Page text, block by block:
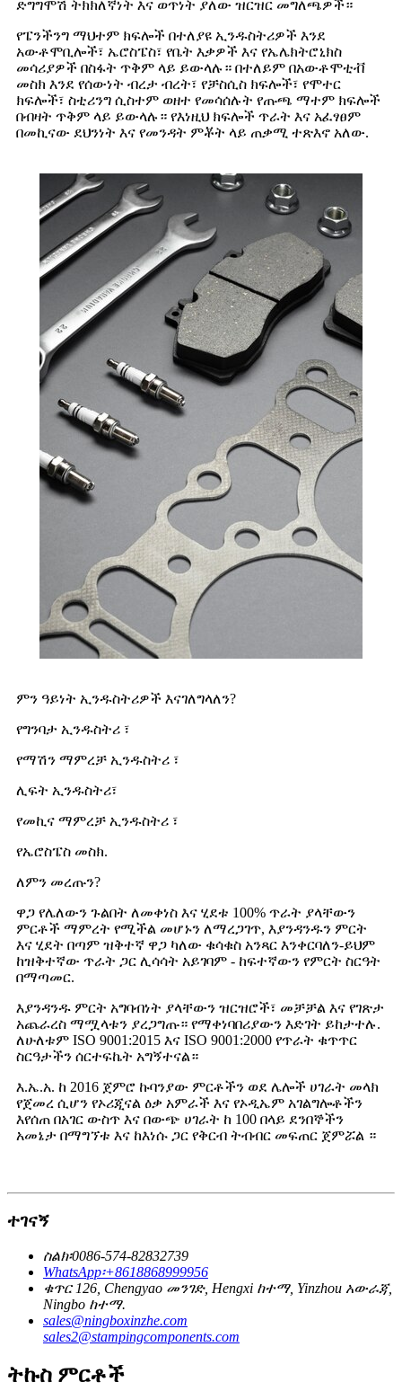
ድግግሞሽ ትክክለኛነት እና ወጥነት ያለው ዝርዝር መግለጫዎች።
የፔንችንግ ማህተም ክፍሎች በተለያዩ ኢንዱስትሪዎች እንደ
አውቶሞቢሎች፣ ኤሮስፔስ፣ የቤት እቃዎች እና የኤሌክትሮኒክስ
መሳሪያዎች በስፋት ጥቅም ላይ ይውላሉ። በተለይም በአውቶሞቲቭ
መስክ እንደ የሰውነት ብረታ ብረት፣ የቻስሲስ ክፍሎች፣ የሞተር
ክፍሎች፣ ስቲሪንግ ሲስተም ወዘተ የመሳሰሉት የጡጫ ማተም ክፍሎች
በብዛት ጥቅም ላይ ይውላሉ። የእነዚህ ክፍሎች ጥራት እና አፈፃፀም
በመኪናው ደህንነት እና የመንዳት ምቾት ላይ ጠቃሚ ተጽእኖ አለው.
ምን ዓይነት ኢንዱስትሪዎች እናገለግላለን?
የግንባታ ኢንዱስትሪ ፣
የማሽን ማምረቻ ኢንዱስትሪ ፣
ሊፍት ኢንዱስትሪ፣
የመኪና ማምረቻ ኢንዱስትሪ ፣
የኤሮስፔስ መስክ.
ለምን መረጡን?
ዋጋ የሌለውን ጉልበት ለመቀነስ እና ሂደቱ 100% ጥራት ያላቸውን
ምርቶች ማምረት የሚችል መሆኑን ለማረጋገጥ, እያንዳንዱን ምርት
እና ሂደት በጣም ዝቅተኛ ዋጋ ካለው ቁሳቁስ አንጻር እንቀርባለን-ይህም
ከዝቅተኛው ጥራት ጋር ሊሳሳት አይገባም - ከፍተኛውን የምርት ስርዓት
በማጣመር.
እያንዳንዱ ምርት አግባብነት ያላቸውን ዝርዝሮች፣ መቻቻል እና የገጽታ
አጨራረስ ማሟላቱን ያረጋግጡ። የማቀነባበሪያውን እድገት ይከታተሉ.
ለሁለቱም ISO 9001:2015 እና ISO 9001:2000 የጥራት ቁጥጥር
ስርዓታችን ሰርተፍኬት አግኝተናል።
እ.ኤ.አ. ከ 2016 ጀምሮ ኩባንያው ምርቶችን ወደ ሌሎች ሀገራት መላክ
የጀመረ ሲሆን የኦሪጂናል ዕቃ አምራች እና የኦዲኤም አገልግሎቶችን
እየሰጠ በአገር ውስጥ እና በውጭ ሀገራት ከ 100 በላይ ደንበኞችን
አመኔታ በማግኘቱ እና ከእነሱ ጋር የቅርብ ትብብር መፍጠር ጀምሯል ።
ተገናኝ
ስልክ፡0086-574-82832739
WhatsApp፡+8618868999956
ቁጥር 126, Chengyao መንገድ, Hengxi ከተማ, Yinzhou አውራጃ,
Ningbo ከተማ.
sales@ningboxinzhe.com
sales2@stampingcomponents.com
ትኩስ ምርቶች